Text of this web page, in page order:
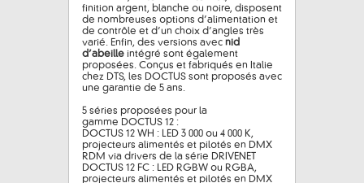
finition argent, blanche ou noire, disposent
de nombreuses options d’alimentation et
de contrôle et d’un choix d’angles très
varié. Enfin, des versions avec nid
d’abeille intégré sont également
proposées. Conçus et fabriqués en Italie
chez DTS, les DOCTUS sont proposés avec
une garantie de 5 ans.
5 séries proposées pour la
gamme DOCTUS 12 :
DOCTUS 12 WH : LED 3 000 ou 4 000 K,
projecteurs alimentés et pilotés en DMX
RDM via drivers de la série DRIVENET
DOCTUS 12 FC : LED RGBW ou RGBA,
projecteurs alimentés et pilotés en DMX